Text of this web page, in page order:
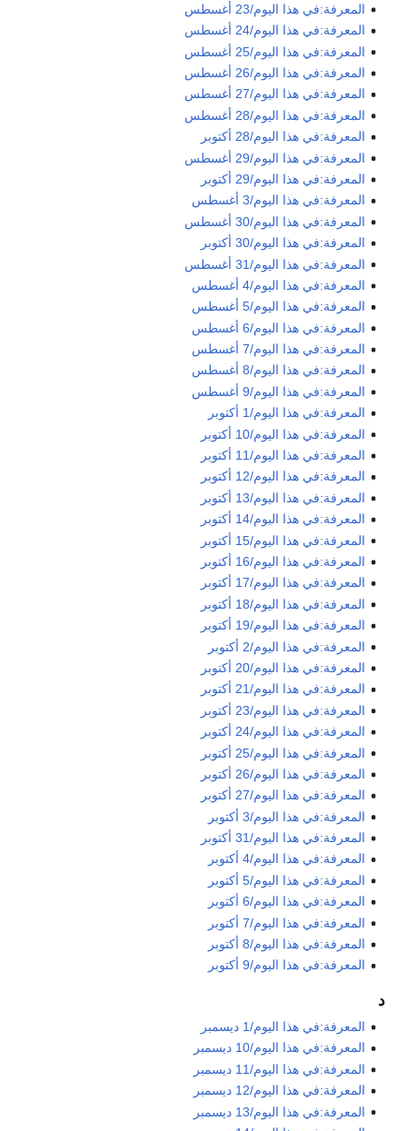
المعرفة:في هذا اليوم/23 أغسطس
المعرفة:في هذا اليوم/24 أغسطس
المعرفة:في هذا اليوم/25 أغسطس
المعرفة:في هذا اليوم/26 أغسطس
المعرفة:في هذا اليوم/27 أغسطس
المعرفة:في هذا اليوم/28 أغسطس
المعرفة:في هذا اليوم/28 أكتوبر
المعرفة:في هذا اليوم/29 أغسطس
المعرفة:في هذا اليوم/29 أكتوبر
المعرفة:في هذا اليوم/3 أغسطس
المعرفة:في هذا اليوم/30 أغسطس
المعرفة:في هذا اليوم/30 أكتوبر
المعرفة:في هذا اليوم/31 أغسطس
المعرفة:في هذا اليوم/4 أغسطس
المعرفة:في هذا اليوم/5 أغسطس
المعرفة:في هذا اليوم/6 أغسطس
المعرفة:في هذا اليوم/7 أغسطس
المعرفة:في هذا اليوم/8 أغسطس
المعرفة:في هذا اليوم/9 أغسطس
المعرفة:في هذا اليوم/1 أكتوبر
المعرفة:في هذا اليوم/10 أكتوبر
المعرفة:في هذا اليوم/11 أكتوبر
المعرفة:في هذا اليوم/12 أكتوبر
المعرفة:في هذا اليوم/13 أكتوبر
المعرفة:في هذا اليوم/14 أكتوبر
المعرفة:في هذا اليوم/15 أكتوبر
المعرفة:في هذا اليوم/16 أكتوبر
المعرفة:في هذا اليوم/17 أكتوبر
المعرفة:في هذا اليوم/18 أكتوبر
المعرفة:في هذا اليوم/19 أكتوبر
المعرفة:في هذا اليوم/2 أكتوبر
المعرفة:في هذا اليوم/20 أكتوبر
المعرفة:في هذا اليوم/21 أكتوبر
المعرفة:في هذا اليوم/23 أكتوبر
المعرفة:في هذا اليوم/24 أكتوبر
المعرفة:في هذا اليوم/25 أكتوبر
المعرفة:في هذا اليوم/26 أكتوبر
المعرفة:في هذا اليوم/27 أكتوبر
المعرفة:في هذا اليوم/3 أكتوبر
المعرفة:في هذا اليوم/31 أكتوبر
المعرفة:في هذا اليوم/4 أكتوبر
المعرفة:في هذا اليوم/5 أكتوبر
المعرفة:في هذا اليوم/6 أكتوبر
المعرفة:في هذا اليوم/7 أكتوبر
المعرفة:في هذا اليوم/8 أكتوبر
المعرفة:في هذا اليوم/9 أكتوبر
د
المعرفة:في هذا اليوم/1 ديسمبر
المعرفة:في هذا اليوم/10 ديسمبر
المعرفة:في هذا اليوم/11 ديسمبر
المعرفة:في هذا اليوم/12 ديسمبر
المعرفة:في هذا اليوم/13 ديسمبر